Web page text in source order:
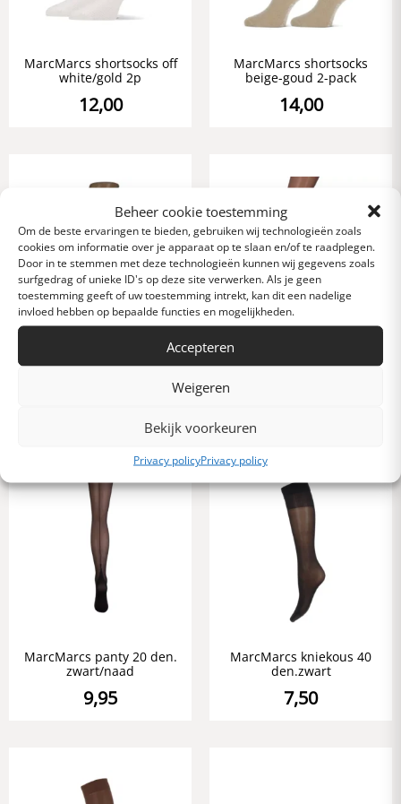
Beheer cookie toestemming
Om de beste ervaringen te bieden, gebruiken wij technologieën zoals
cookies om informatie over je apparaat op te slaan en/of te raadplegen.
Door in te stemmen met deze technologieën kunnen wij gegevens zoals
surfgedrag of unieke ID's op deze site verwerken. Als je geen
toestemming geeft of uw toestemming intrekt, kan dit een nadelige
invloed hebben op bepaalde functies en mogelijkheden.
Accepteren
Weigeren
Bekijk voorkeuren
Privacy policyPrivacy policy
MarcMarcs shortsocks off
white/gold 2p
12,00
MarcMarcs shortsocks
beige-goud 2-pack
14,00
MarcMarcs panty 20 den.
zwart/naad
9,95
MarcMarcs kniekous 40
den.zwart
7,50